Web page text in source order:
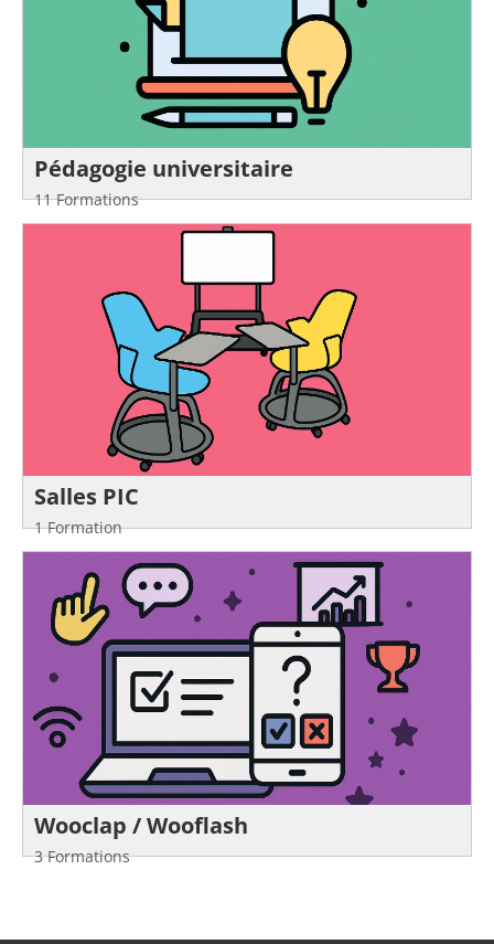
Pédagogie universitaire
11 Formations
Salles PIC
1 Formation
Wooclap / Wooflash
3 Formations